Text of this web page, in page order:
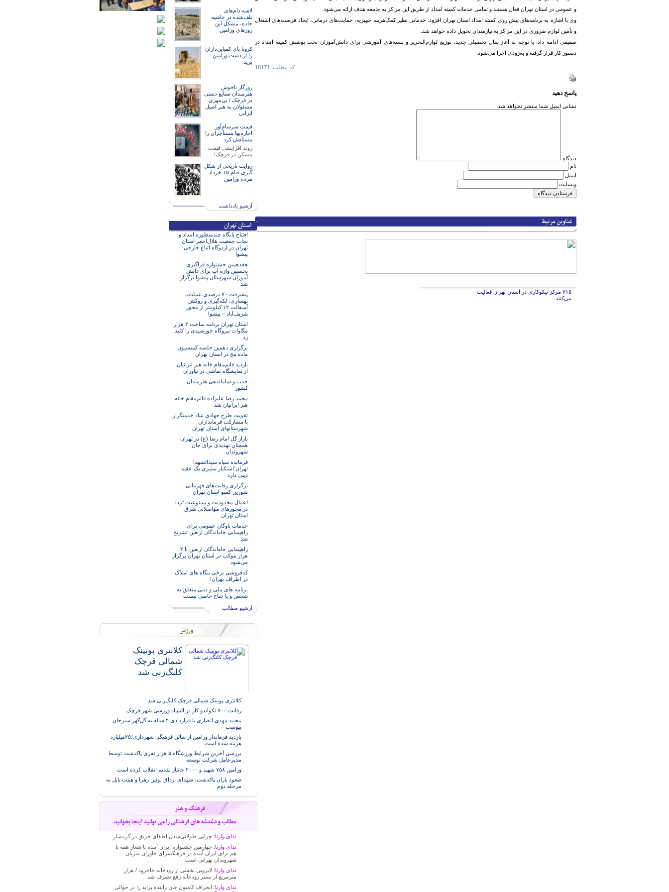
و عمومی در استان تهران فعال هستند و تمامی خدمات کمیته امداد از طریق این مراکز به جامعه هدف ارائه می‌شود.
وی با اشاره به برنامه‌های پیش روی کمیته امداد استان تهران افزود: خدماتی نظیر کمک‌هزینه جهیزیه، حمایت‌های درمانی، ایجاد فرصت‌های اشتغال
و تأمین لوازم ضروری در این مراکز به نیازمندان تحویل داده خواهد شد.
صمیمی ادامه داد: با توجه به آغاز سال تحصیلی جدید، توزیع لوازم‌التحریر و بسته‌های آموزشی برای دانش‌آموزان تحت پوشش کمیته امداد در
دستور کار قرار گرفته و به‌زودی اجرا می‌شود.
کد مطلب: 18171
پاسخ دهید
نشانی ایمیل شما منتشر نخواهد شد.
دیدگاه
نام
ایمیل
وبسایت
۷۱۵ مرکز نیکوکاری در استان تهران فعالیت
می‌کنند
لاشه دام‌های
تلف‌شده در حاشیه
جاده، مشکل این
روزهای ورامین
کرونا پای کمباین‌داران
را از دشت ورامین
برید
روزگار ناخوش
هنرمند‌‌‌ان صنایع دستی
در قرچک / ‌بی‌مهری
مسئولان‌ به هنر اصیل
ایرانی
قیمت سرسام‌آور
اجاره‌بها مستأجران را
مستأصل کرد
روند افزایشی قیمت
مسکن در قرچک؛
روایت تاریخی از شکل
گیری قیام ۱۵ خرداد
مردم ورامین
آرشیو یادداشت
افتتاح پایگاه چندمنظوره امداد و
نجات جمعیت هلال‌احمر استان
تهران در اردوگاه اتباع خارجی
پیشوا
هفدهمین جشنواره فراگیری
نخستین واژه آب برای دانش
آموزان شهرستان پیشوا برگزار
شد
پیشرفت ۷۰ درصدی عملیات
بهسازی، لکه‌گیری و روکش
آسفالت ۱۲ کیلومتر از محور
شریف‌آباد – پیشوا
استان تهران برنامه ساخت ۳ هزار
مگاوات نیروگاه خورشیدی را کلید
زد
برگزاری دهمین جلسه کمیسیون
ماده پنج در استان تهران
بازدید قائم‌مقام خانه هنر ایرانیان
از نمایشگاه نقاشی در نیاوران
جذب و ساماندهی هنرمندان
کشور
محمد رضا علیزاده قائم‌مقام خانه
هنر ایرانیان شد
تقویت طرح جهادی بنیاد خدمتگزار
با مشارکت فرمانداران
شهرستانهای استان تهران
بازار گل امام رضا (ع) در تهران
همچنان تهدیدی برای جان
شهروندان
فرمانده سپاه سیدالشهدا
تهران:استکبار ستیزی یک عقبه
دینی دارد
برگزاری رقابت‌های قهرمانی
شورین کمپو استان تهران
اعمال محدودیت و ممنوعیت تردد
در محورهای مواصلاتی شرق
استان تهران
خدمات‌ ناوگان عمومی برای
راهپیمایی جاماندگان اربعین تشریح
شد
راهپیمایی جاماندگان اربعین با ۲
هزار موکب در استان تهران برگزار
می‌شود
کدفروشی برخی بنگاه های املاک
در اطراف تهران!
برنامه های ملی و دینی متعلق به
شخص و یا جناح خاصی نیست
آرشیو مطالب
کلانتری پویینک
شمالی قرچک
کلنگ‌زنی شد
کلانتری پویینک شمالی قرچک کلنگ‌زنی شد
رقابت ۷۰۰ تکواندو کار در المپیاد ورزشی شهر قرچک
محمد مهدی انصاری با قراردادی ۴ ساله به گل‌گهر سیرجان
پیوست
بازدید فرماندار ورامین از سالن فرهنگی شهرداری؛۲۵میلیارد
هزینه شده است
بررسی آخرین شرایط ورزشگاه ۵ هزار نفری پاکدشت توسط
مدیرعامل شرکت توسعه
ورامین ۷۵۸ شهید و ۲۰۰۰ جانباز تقدیم انقلاب کرده است
صعود باران پاکدشت، شهدای ارداق بوئین زهرا و هیئت بابل به
مرحله دوم
ندای وارنا: چرایی طولانی‌شدن اطفای حریق در گرمسار
ندای وارنا: چهارمین جشنواره ایران آینده با شعار همه با
هم برای ایران آینده در فرهنگسرای خاوران میزبان
شهروندان تهرانی است
ندای وارنا: لایروبی بخشی از رودخانه جاجرود / هزار
مترمربع از بستر رودخانه رفع تصرف شد
ندای وارنا: انحراف کامیون جان راننده پراید را در حوالی